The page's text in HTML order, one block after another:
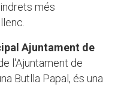
més
Ajuntament de
l'Ajuntament de
Butlla Papal, és una